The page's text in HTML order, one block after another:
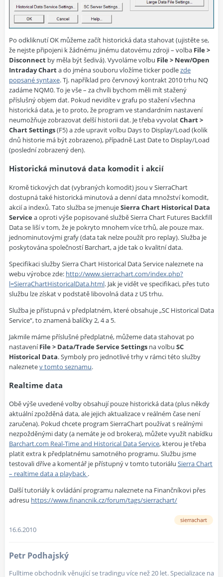
Po odkliknutí OK můžeme začít historická data stahovat (ujistěte se,
že nejste připojeni k žádnému jinému datovému zdroji – volba File >
Disconnect by měla být šedivá). Vyvoláme volbu File > New/Open
Intraday Charta do jména souboru vložíme ticker podlezde
popsané syntaxe. Tj. například pro červnový kontrakt 2010 trhu NQ
zadáme NQM0. To je vše – za chvíli bychom měli mít stažený
příslušný objem dat. Pokud nevidíte v grafu po stažení všechna
historická data, je to proto, že program ve standardním nastavení
neumožňuje zobrazovat delší historii dat. Je třeba vyvolatChart >
Chart Settings(F5) a zde upravit volbu Days to Display/Load (kolik
dnů historie má být zobrazeno), případně Last Date to Display/Load
(poslední zobrazený den).
Historická minutová data komodit i akcií
Kromě tickových dat (vybraných komodit) jsou v SierraChart
dostupná také historická minutová a denní data množství komodit,
akcií a indexů. Tato služba se jmenujeSierra Chart Historical Data
Service a oproti výše popisované službě Sierra Chart Futures Backfill
Data se liší v tom, že je pokryto mnohem více trhů, ale pouze max.
jednominutovými grafy (data tak nelze použít pro replay). Služba je
poskytována společností Barchart, a jde tak o kvalitní data.
Specifikaci služby Sierra Chart Historical Data Service naleznete na
webu výrobce zde: http://www.sierrachart.com/index.php?
l=SierraChartHistoricalData.html. Jak je vidět ve specifikaci, přes tuto
službu lze získat v podstatě libovolná data z US trhu.
Služba je přístupná v předplatném, které obsahuje „SC Historical Data
Service“, to znamená balíčky 2, 4 a 5.
Jakmile máme příslušné předplatné, můžeme data stahovat po
nastaveníFile > Data/Trade Service Settings na volbu SC
Historical Data. Symboly pro jednotlivé trhy v rámci této služby
naleznetev tomto seznamu.
Realtime data
Obě výše uvedené volby obsahují pouze historická data (plus někdy
aktuální zpožděná data, ale jejich aktualizace v reálném čase není
zaručena). Pokud chcete program SierraChart používat s reálnými
nezpožděnými daty (a nemáte je od brokera), můžete využít nabídku
Barchart.com Real-Time and Historical Data Service, kterou je třeba
platit extra k předplatnému samotného programu. Službu jsme
testovali dříve a komentář je přístupný v tomto tutoriálu Sierra Chart
– realtime data a playback .
Další tutoriály k ovládání programu naleznete na Finančníkovi přes
adresu https://www.financnik.cz/forum/tags/sierrachart/
sierrachart
16.6.2010
Petr Podhajský
Fulltime obchodník věnující se tradingu více než 20 let. Specializace na